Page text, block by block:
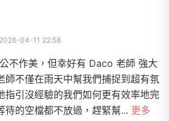
2026-04-11 22:58
不作美，但幸好有 Daco 老師 強大
師不僅在雨天中幫我們捕捉到超有氛
指引沒經驗的我們如何更有效率地完
待的空檔都不放過，趕緊幫... 更多